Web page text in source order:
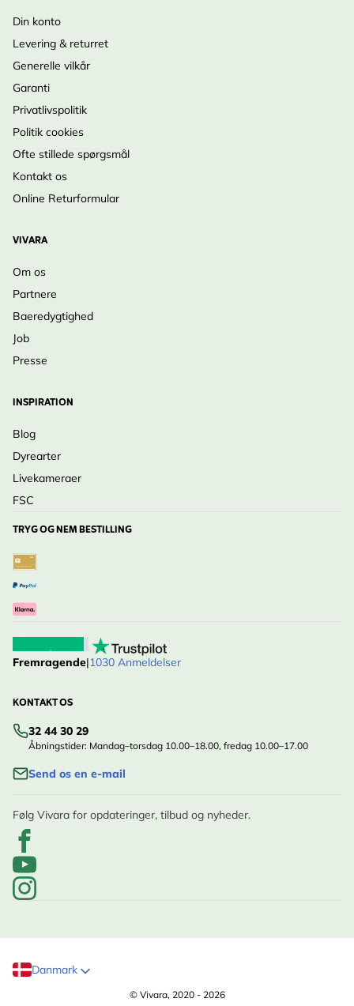
Din konto
Levering & returret
Generelle vilkår
Garanti
Privatlivspolitik
Politik cookies
Ofte stillede spørgsmål
Kontakt os
Online Returformular
VIVARA
Om os
Partnere
Baeredygtighed
Job
Presse
INSPIRATION
Blog
Dyrearter
Livekameraer
FSC
TRYG OG NEM BESTILLING
Fremragende|1030 Anmeldelser
KONTAKT OS
32 44 30 29
Åbningstider: Mandag–torsdag 10.00–18.00, fredag 10.00–17.00
Send os en e-mail
Følg Vivara for opdateringer, tilbud og nyheder.
Danmark
© Vivara, 2020 - 2026